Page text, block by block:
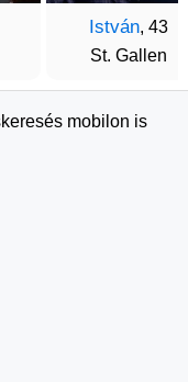
István, 43
St. Gallen
mobilon is